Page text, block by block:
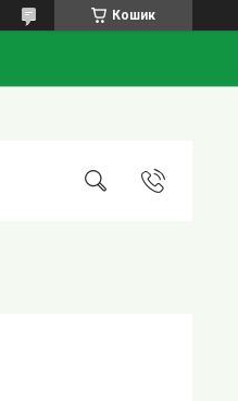
Кошик